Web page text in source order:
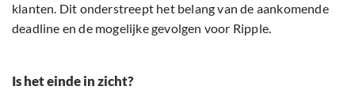
klanten. Dit onderstreept het belang van de aankomende
deadline en de mogelijke gevolgen voor Ripple.
Is het einde in zicht?